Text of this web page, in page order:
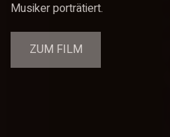
Musiker porträtiert.
ZUM FILM